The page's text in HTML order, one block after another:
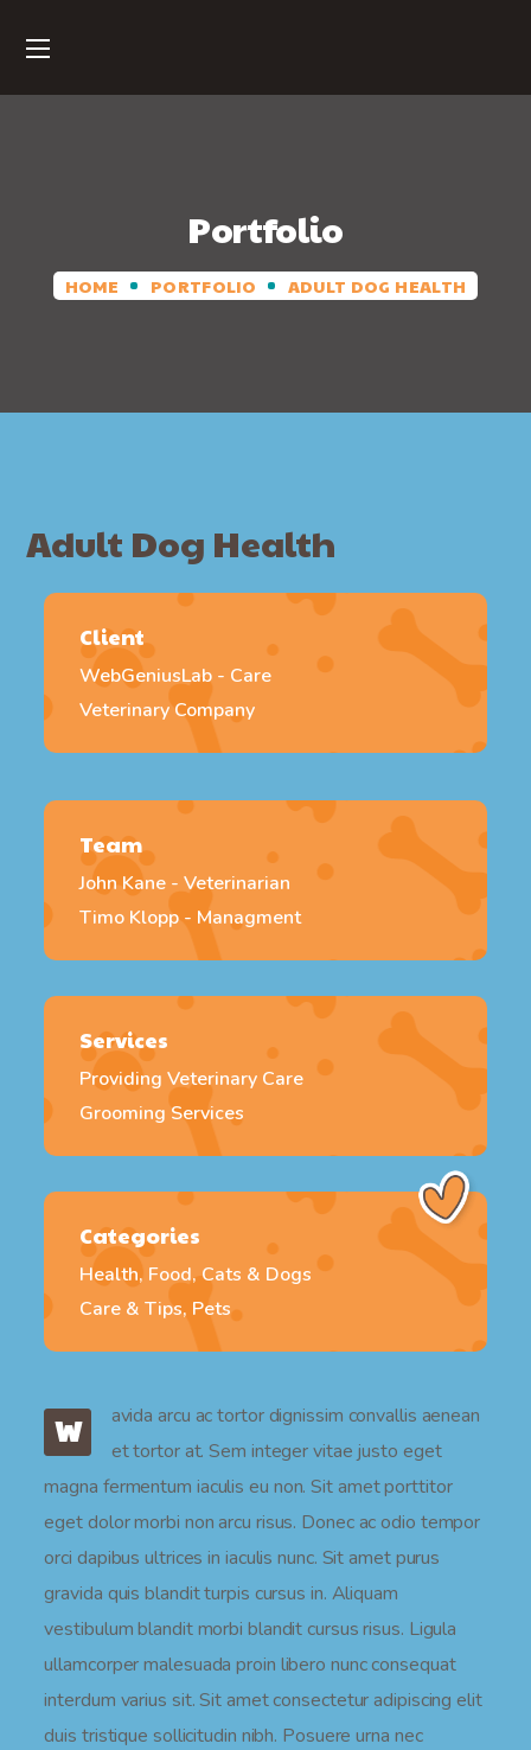
Portfolio
HOME PORTFOLIO ADULT DOG HEALTH
Adult Dog Health
Client
WebGeniusLab - Care
Veterinary Company
Team
John Kane - Veterinarian
Timo Klopp - Managment
Services
Providing Veterinary Care
Grooming Services
Categories
Health, Food, Cats & Dogs
Care & Tips, Pets
W
avida arcu ac tortor dignissim convallis aenean
et tortor at. Sem integer vitae justo eget
magna fermentum iaculis eu non. Sit amet porttitor
eget dolor morbi non arcu risus. Donec ac odio tempor
orci dapibus ultrices in iaculis nunc. Sit amet purus
gravida quis blandit turpis cursus in. Aliquam
vestibulum blandit morbi blandit cursus risus. Ligula
ullamcorper malesuada proin libero nunc consequat
interdum varius sit. Sit amet consectetur adipiscing elit
duis tristique sollicitudin nibh. Posuere urna nec